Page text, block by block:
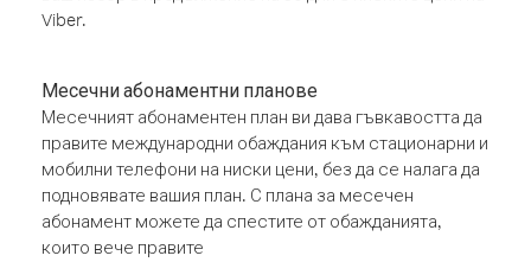
Viber.
Месечни абонаментни планове
Месечният абонаментен план ви дава гъвкавостта да
правите международни обаждания към стационарни и
мобилни телефони на ниски цени, без да се налага да
подновявате вашия план. С плана за месечен
абонамент можете да спестите от обажданията,
които вече правите